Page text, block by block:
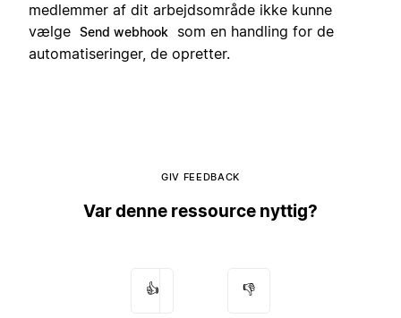
medlemmer af dit arbejdsområde ikke kunne
vælge Send webhook
som en handling for de
automatiseringer, de opretter.
GIV FEEDBACK
Var denne ressource nyttig?
👍 👎